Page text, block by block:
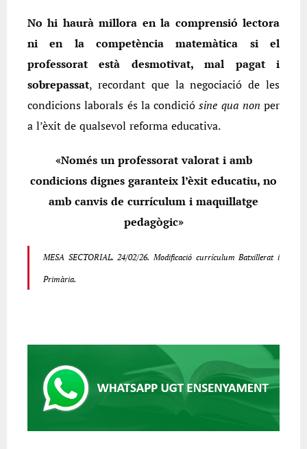
No hi haurà millora en la comprensió lectora
ni en la competència matemàtica si el
professorat està desmotivat, mal pagat i
sobrepassat, recordant que la negociació de les
condicions laborals és la condiciósine qua non per
a l’èxit de qualsevol reforma educativa.
«Només un professorat valorat i amb
condicions dignes garanteix l’èxit educatiu, no
amb canvis de currículum i maquillatge
pedagògic»
MESA SECTORIAL. 24/02/26. Modificació currículum Batxillerat i
Primària.